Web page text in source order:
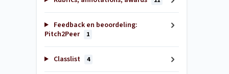
Feedback en beoordeling:
Pitch2Peer
1
Classlist 4